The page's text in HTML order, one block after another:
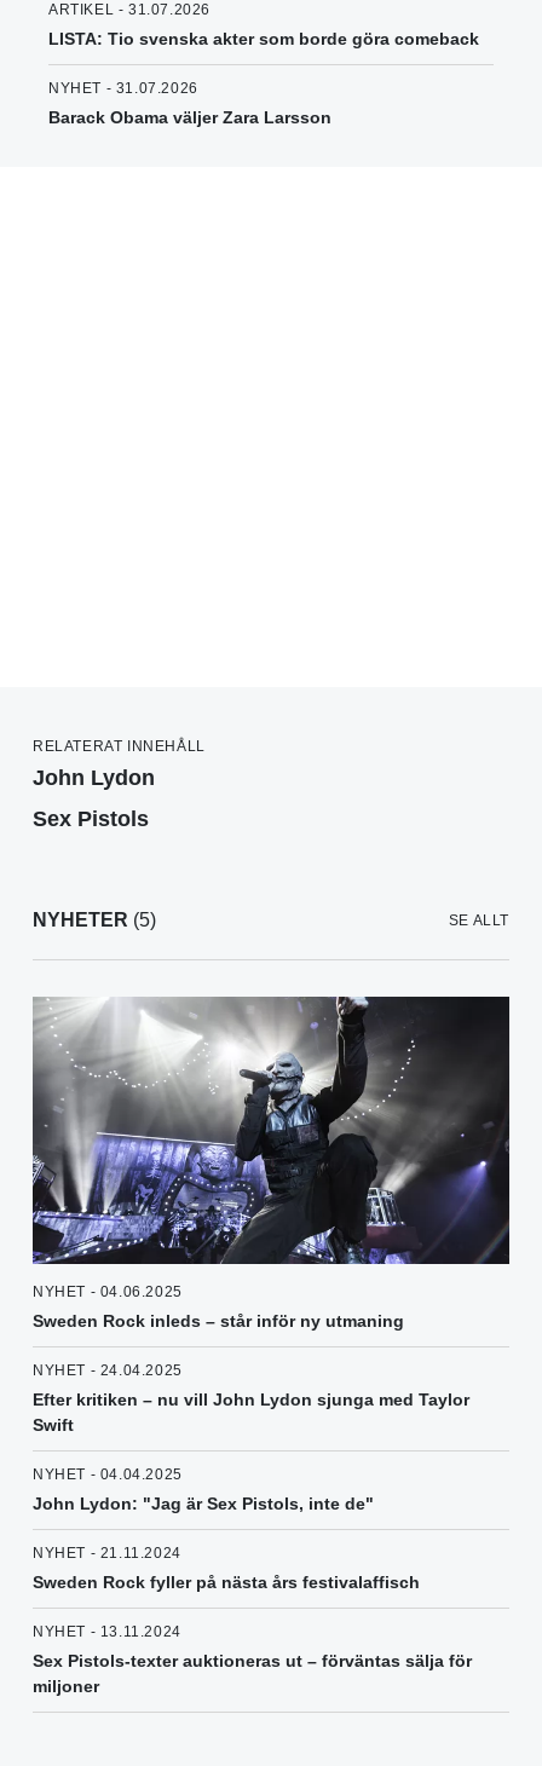
ARTIKEL - 31.07.2026
LISTA: Tio svenska akter som borde göra comeback
NYHET - 31.07.2026
Barack Obama väljer Zara Larsson
RELATERAT INNEHÅLL
John Lydon
Sex Pistols
NYHETER (5) SE ALLT
NYHET - 04.06.2025
Sweden Rock inleds – står inför ny utmaning
NYHET - 24.04.2025
Efter kritiken – nu vill John Lydon sjunga med Taylor
Swift
NYHET - 04.04.2025
John Lydon: "Jag är Sex Pistols, inte de"
NYHET - 21.11.2024
Sweden Rock fyller på nästa års festivalaffisch
NYHET - 13.11.2024
Sex Pistols-texter auktioneras ut – förväntas sälja för
miljoner